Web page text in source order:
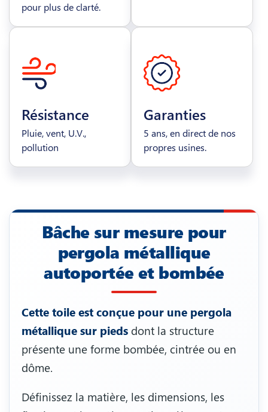
pour plus de clarté.
Résistance
Pluie, vent, U.V.,
pollution
Garanties
5 ans, en direct de nos
propres usines.
Bâche sur mesure pour
pergola métallique
autoportée et bombée
Cette toile est conçue pour une pergola
métallique sur pieds dont la structure
présente une forme bombée, cintrée ou en
dôme.
Définissez la matière, les dimensions, les